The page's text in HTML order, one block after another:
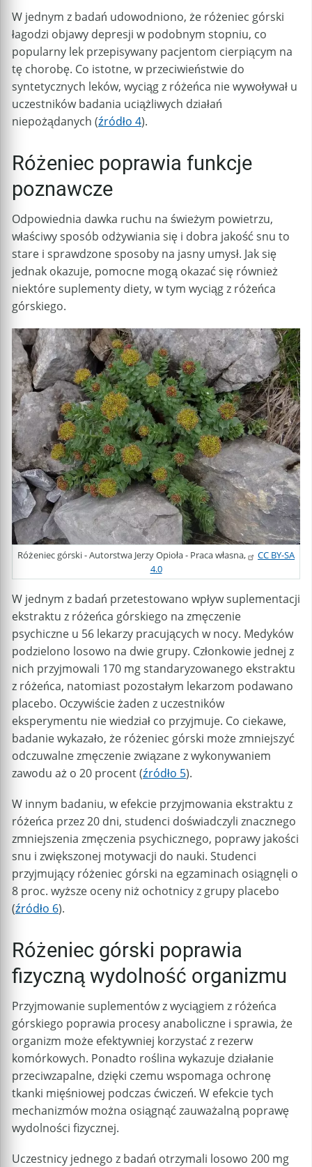
W jednym z badań udowodniono, że różeniec górski
łagodzi objawy depresji w podobnym stopniu, co
popularny lek przepisywany pacjentom cierpiącym na
tę chorobę. Co istotne, w przeciwieństwie do
syntetycznych leków, wyciąg z różeńca nie wywoływał u
uczestników badania uciążliwych działań
niepożądanych (źródło 4).
Różeniec poprawia funkcje
poznawcze
Odpowiednia dawka ruchu na świeżym powietrzu,
właściwy sposób odżywiania się i dobra jakość snu to
stare i sprawdzone sposoby na jasny umysł. Jak się
jednak okazuje, pomocne mogą okazać się również
niektóre suplementy diety, w tym wyciąg z różeńca
górskiego.
Różeniec górski - Autorstwa Jerzy Opioła - Praca własna,
CC BY-SA
4.0
W jednym z badań przetestowano wpływ suplementacji
ekstraktu z różeńca górskiego na zmęczenie
psychiczne u 56 lekarzy pracujących w nocy. Medyków
podzielono losowo na dwie grupy. Członkowie jednej z
nich przyjmowali 170 mg standaryzowanego ekstraktu
z różeńca, natomiast pozostałym lekarzom podawano
placebo. Oczywiście żaden z uczestników
eksperymentu nie wiedział co przyjmuje. Co ciekawe,
badanie wykazało, że różeniec górski może zmniejszyć
odczuwalne zmęczenie związane z wykonywaniem
zawodu aż o 20 procent (źródło 5).
W innym badaniu, w efekcie przyjmowania ekstraktu z
różeńca przez 20 dni, studenci doświadczyli znacznego
zmniejszenia zmęczenia psychicznego, poprawy jakości
snu i zwiększonej motywacji do nauki. Studenci
przyjmujący różeniec górski na egzaminach osiągnęli o
8 proc. wyższe oceny niż ochotnicy z grupy placebo
(źródło 6).
Różeniec górski poprawia
fizyczną wydolność organizmu
Przyjmowanie suplementów z wyciągiem z różeńca
górskiego poprawia procesy anaboliczne i sprawia, że
organizm może efektywniej korzystać z rezerw
komórkowych. Ponadto roślina wykazuje działanie
przeciwzapalne, dzięki czemu wspomaga ochronę
tkanki mięśniowej podczas ćwiczeń. W efekcie tych
mechanizmów można osiągnąć zauważalną poprawę
wydolności fizycznej.
Uczestnicy jednego z badań otrzymali losowo 200 mg